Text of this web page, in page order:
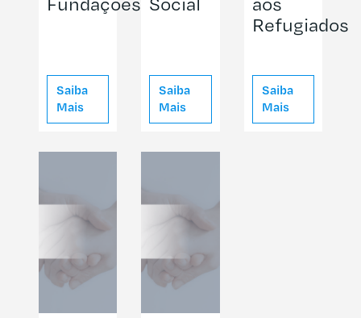
Saiba
Mais
Saiba
Mais
Refugiados
Saiba
Mais